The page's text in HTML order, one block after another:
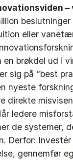
beslutninger
eller
brøkdel ud i
sig på “best
nyeste
direkte
ledere
de systemer,
Derfor:
gennemfør